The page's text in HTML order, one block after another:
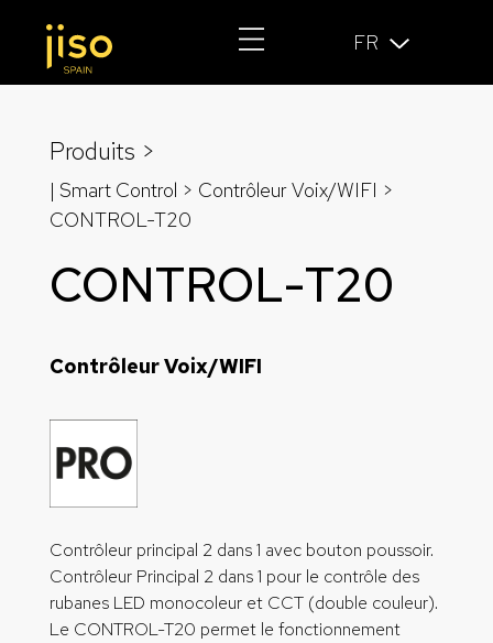
FR
Produits >
| Smart Control > Contrôleur Voix/WIFI >
CONTROL-T20
CONTROL-T20
Contrôleur Voix/WIFI
Contrôleur principal 2 dans 1 avec bouton poussoir.
Contrôleur Principal 2 dans 1 pour le contrôle des
rubanes LED monocoleur et CCT (double couleur).
Le CONTROL-T20 permet le fonctionnement